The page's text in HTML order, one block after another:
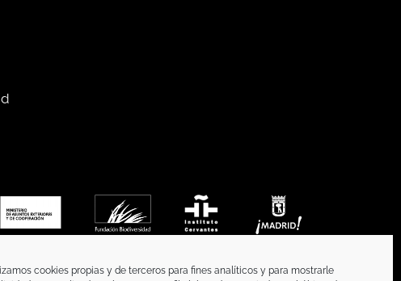
cookies propias y de terceros para fines analíticos y para mostrarle